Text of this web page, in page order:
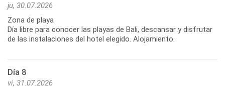
ju, 30.07.2026
Zona de playa
Día libre para conocer las playas de Bali, descansar y disfrutar
de las instalaciones del hotel elegido. Alojamiento.
Día 8
vi, 31.07.2026